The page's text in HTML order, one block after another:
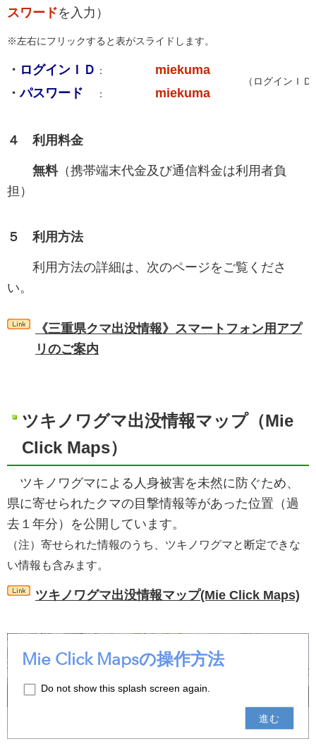
スワードを入力）
※左右にフリックすると表がスライドします。
・ ログインＩＤ ： miekuma
（ログインＩ
・パスワード ： miekuma
４ 利用料金
無料（携帯端末代金及び通信料金は利用者負
担）
５ 利用方法
利用方法の詳細は、次のページをご覧くださ
い。
《三重県クマ出没情報》スマートフォン用アプ
リのご案内
ツキノワグマ出没情報マップ（Mie
Click Maps）
ツキノワグマによる人身被害を未然に防ぐため、
県に寄せられたクマの目撃情報等があった位置（過
去１年分）を公開しています。
（注）寄せられた情報のうち、ツキノワグマと断定できな
い情報も含みます。
ツキノワグマ出没情報マップ(Mie Click Maps)